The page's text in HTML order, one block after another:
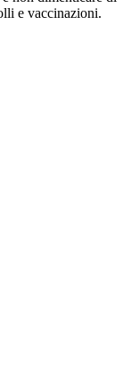
e vaccinazioni.